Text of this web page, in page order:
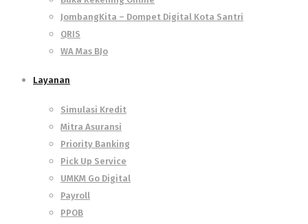
JombangKita – Dompet Digital Kota Santri
QRIS
WA Mas BJo
Layanan
Simulasi Kredit
Mitra Asuransi
Priority Banking
Pick Up Service
UMKM Go Digital
Payroll
PPOB